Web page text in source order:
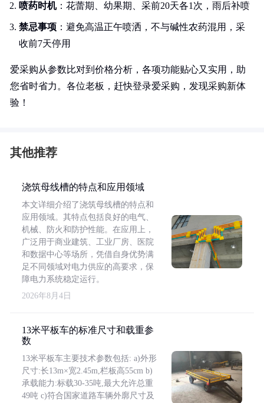
喷药时机：花蕾期、幼果期、采前20天各1次，雨后补喷
禁忌事项 ：避免高温正午喷洒，不与碱性农药混用，采
收前7天停用
爱采购从参数比对到价格分析，各项功能贴心又实用，助
您省时省力。各位老板，赶快登录爱采购，发现采购新体
验！
其他推荐
浇筑母线槽的特点和应用领域
本文详细介绍了浇筑母线槽的特点和
应用领域。其特点包括良好的电气、
机械、防火和防护性能。在应用上，
广泛用于商业建筑、工业厂房、医院
和数据中心等场所，凭借自身优势满
足不同领域对电力供应的高要求，保
障电力系统稳定运行。
2026年8月4日
13米平板车的标准尺寸和载重参
数
13米平板车主要技术参数包括: a)外形
尺寸:长13m×宽2.45m,栏板高55cm b)
承载能力:标载30-35吨,最大允许总重
49吨 c)符合国家道路车辆外廓尺寸及